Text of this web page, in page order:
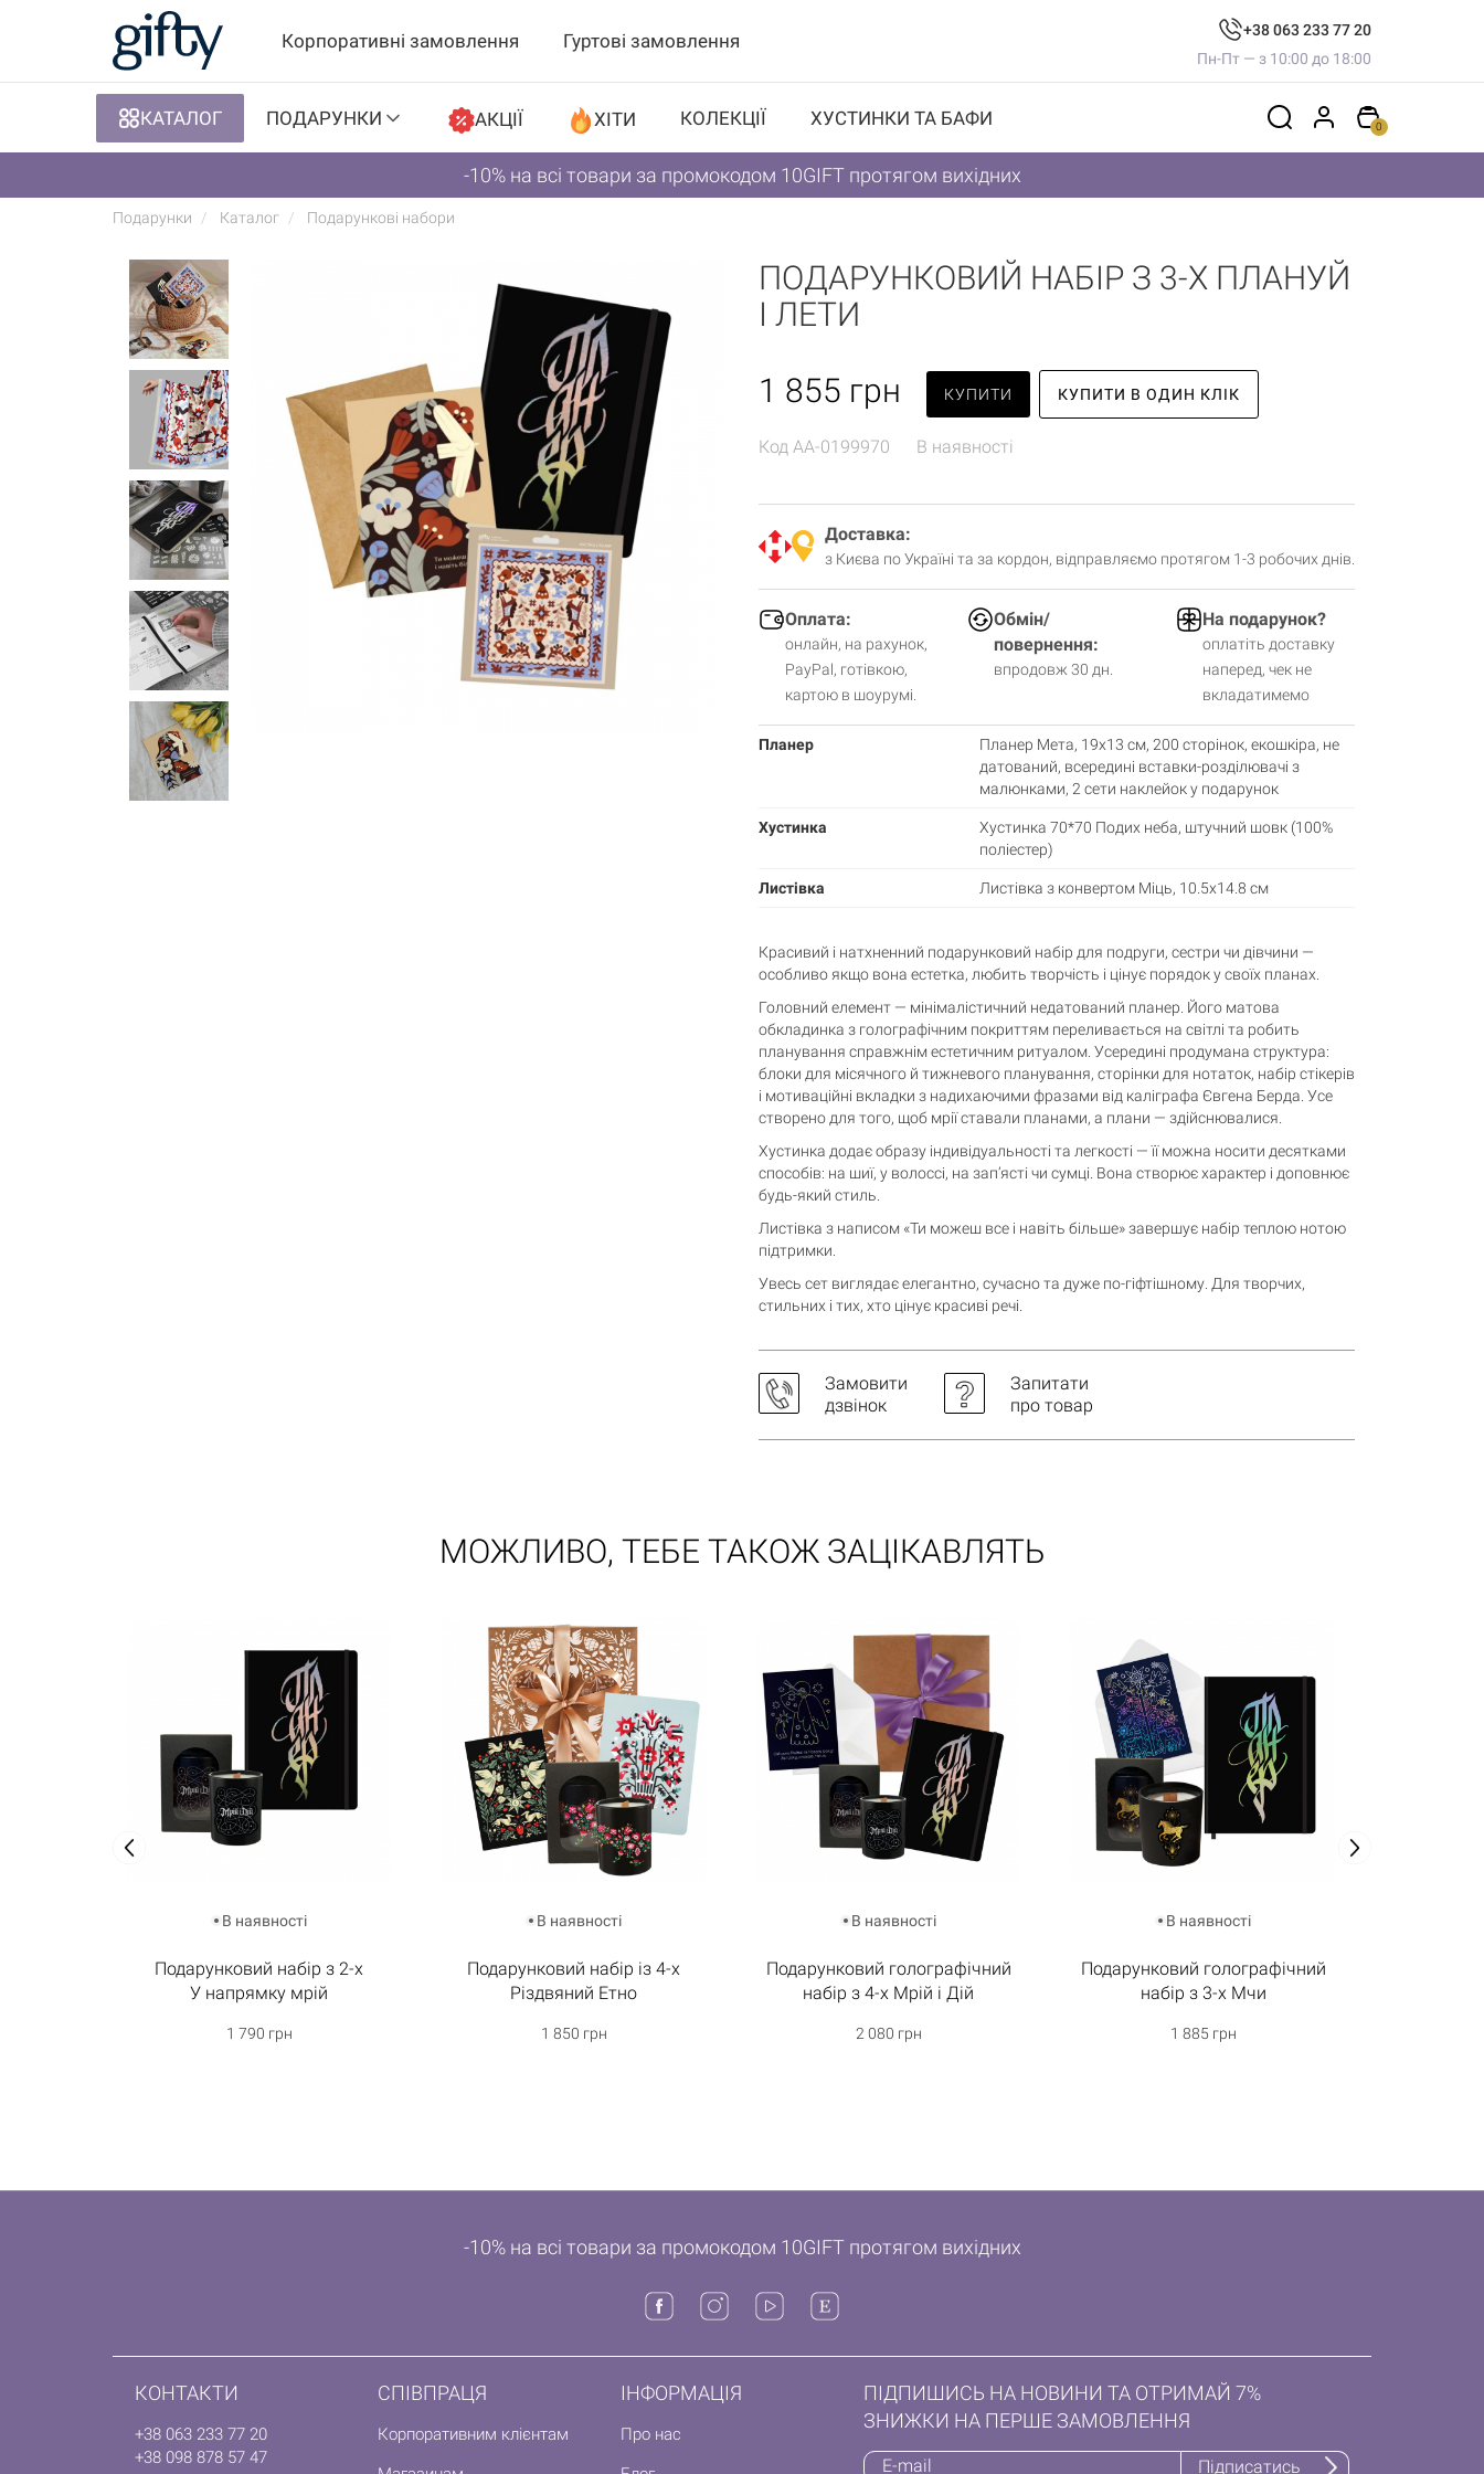
Корпоративні замовлення Гуртові замовлення
+38 063 233 77 20
Пн-Пт — з 10:00 до 18:00
КАТАЛОГ ПОДАРУНКИ АКЦІЇ ХІТИ КОЛЕКЦІЇ ХУСТИНКИ ТА БАФИ 0
-10% на всі товари за промокодом 10GIFT протягом вихідних
Подарунки Каталог Подарункові набори
ПОДАРУНКОВИЙ НАБІР З 3-Х ПЛАНУЙ
І ЛЕТИ
1 855 грн КУПИТИ КУПИТИ В ОДИН КЛІК
Код AA-0199970 В наявності
Доставка:
з Києва по Україні та за кордон, відправляємо протягом 1-3 робочих днів.
Оплата:
онлайн, на рахунок,
PayPal, готівкою,
картою в шоурумі.
Обмін/
повернення:
впродовж 30 дн.
На подарунок?
оплатіть доставку
наперед, чек не
вкладатимемо
Планер
Планер Мета, 19х13 см, 200 сторінок, екошкіра, не
датований, всередині вставки-розділювачі з
малюнками, 2 сети наклейок у подарунок
Хустинка
Хустинка 70*70 Подих неба, штучний шовк (100%
поліестер)
Листівка Листівка з конвертом Міць, 10.5х14.8 см
Красивий і натхненний подарунковий набір для подруги, сестри чи дівчини —
особливо якщо вона естетка, любить творчість і цінує порядок у своїх планах.
Головний елемент — мінімалістичний недатований планер. Його матова
обкладинка з голографічним покриттям переливається на світлі та робить
планування справжнім естетичним ритуалом. Усередині продумана структура:
блоки для місячного й тижневого планування, сторінки для нотаток, набір стікерів
і мотиваційні вкладки з надихаючими фразами від каліграфа Євгена Берда. Усе
створено для того, щоб мрії ставали планами, а плани — здійснювалися.
Хустинка додає образу індивідуальності та легкості — її можна носити десятками
способів: на шиї, у волоссі, на зап’ясті чи сумці. Вона створює характер і доповнює
будь-який стиль.
Листівка з написом «Ти можеш все і навіть більше» завершує набір теплою нотою
підтримки.
Увесь сет виглядає елегантно, сучасно та дуже по-гіфтішному. Для творчих,
стильних і тих, хто цінує красиві речі.
Замовити
дзвінок
Запитати
про товар
МОЖЛИВО, ТЕБЕ ТАКОЖ ЗАЦІКАВЛЯТЬ
В наявності
Подарунковий набір з 2-х
У напрямку мрій
1 790 грн
В наявності
Подарунковий набір із 4-х
Різдвяний Етно
1 850 грн
В наявності
Подарунковий голографічний
набір з 4-х Мрій і Дій
2 080 грн
В наявності
Подарунковий голографічний
набір з 3-х Мчи
1 885 грн
-10% на всі товари за промокодом 10GIFT протягом вихідних
КОНТАКТИ
+38 063 233 77 20
+38 098 878 57 47
СПІВПРАЦЯ
Корпоративним клієнтам
ІНФОРМАЦІЯ
Про нас
ПІДПИШИСЬ НА НОВИНИ ТА ОТРИМАЙ 7%
ЗНИЖКИ НА ПЕРШЕ ЗАМОВЛЕННЯ
Підписатись
Кошик порожній